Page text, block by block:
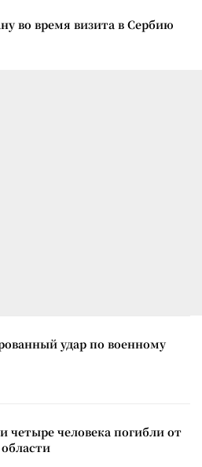
во время визита в Сербию
удар по военному
четыре человека погибли от